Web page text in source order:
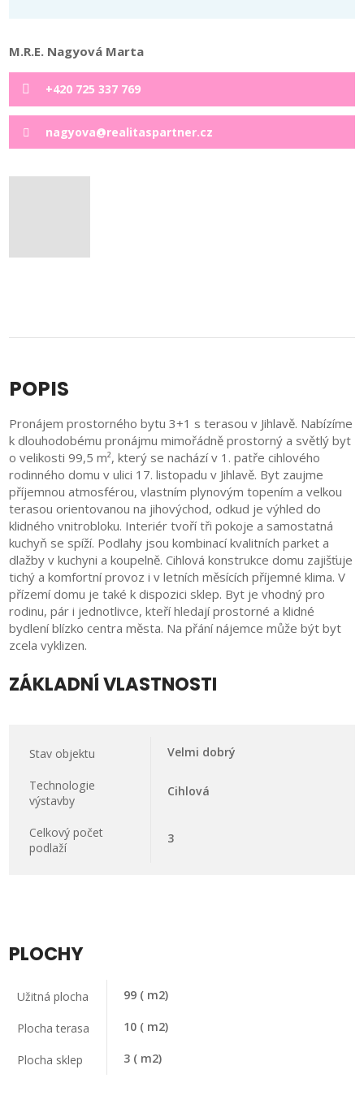
M.R.E. Nagyová Marta
+420 725 337 769
nagyova@realitaspartner.cz
POPIS
Pronájem prostorného bytu 3+1 s terasou v Jihlavě. Nabízíme
k dlouhodobému pronájmu mimořádně prostorný a světlý byt
o velikosti 99,5 m², který se nachází v 1. patře cihlového
rodinného domu v ulici 17. listopadu v Jihlavě. Byt zaujme
příjemnou atmosférou, vlastním plynovým topením a velkou
terasou orientovanou na jihovýchod, odkud je výhled do
klidného vnitrobloku. Interiér tvoří tři pokoje a samostatná
kuchyň se spíží. Podlahy jsou kombinací kvalitních parket a
dlažby v kuchyni a koupelně. Cihlová konstrukce domu zajišťuje
tichý a komfortní provoz i v letních měsících příjemné klima. V
přízemí domu je také k dispozici sklep. Byt je vhodný pro
rodinu, pár i jednotlivce, kteří hledají prostorné a klidné
bydlení blízko centra města. Na přání nájemce může být byt
zcela vyklizen.
ZÁKLADNÍ VLASTNOSTI
Stav objektu Velmi dobrý
Technologie
výstavby
Cihlová
Celkový počet
podlaží
3
PLOCHY
Užitná plocha 99 ( m2)
Plocha terasa 10 ( m2)
Plocha sklep 3 ( m2)